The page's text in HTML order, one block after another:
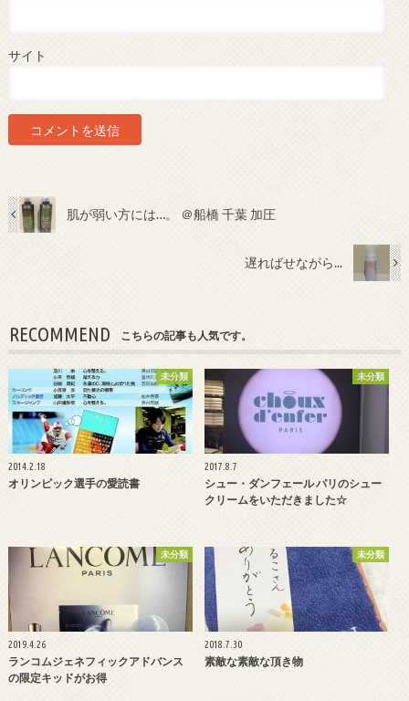
サイト
肌が弱い方には…。 ＠船橋 千葉 加圧
遅ればせながら...
RECOMMEND こちらの記事も人気です。
未分類
2014.2.18
オリンピック選手の愛読書
未分類
2017.8.7
シュー・ダンフェール パリのシュー
クリームをいただきました☆
未分類
2019.4.26
ランコムジェネフィックアドバンス
の限定キッドがお得
未分類
2018.7.30
素敵な素敵な頂き物